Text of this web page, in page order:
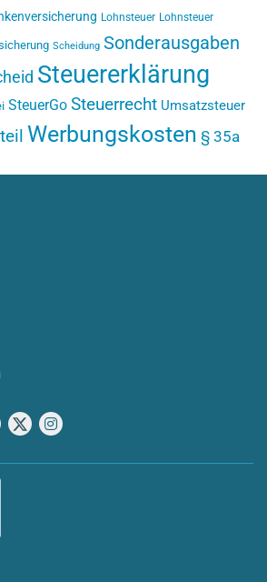
Lohnsteuer Lohnsteuer
Scheidung Sonderausgaben
Steuererklärung
SteuerGo Steuerrecht Umsatzsteuer
Werbungskosten § 35a
X Instagram